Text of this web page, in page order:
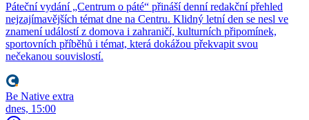
Páteční vydání „Centrum o páté“ přináší denní redakční přehled
nejzajímavějších témat dne na Centru. Klidný letní den se nesl ve
znamení událostí z domova i zahraničí, kulturních připomínek,
sportovních příběhů i témat, která dokážou překvapit svou
nečekanou souvislostí.
Be Native extra
dnes, 15:00